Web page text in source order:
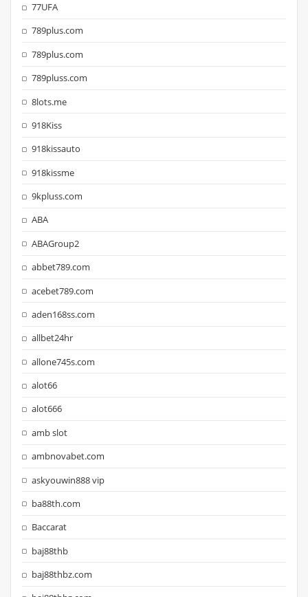
77UFA
789plus.com
789plus.com
789pluss.com
8lots.me
918Kiss
918kissauto
918kissme
9kpluss.com
ABA
ABAGroup2
abbet789.com
acebet789.com
aden168ss.com
allbet24hr
allone745s.com
alot66
alot666
amb slot
ambnovabet.com
askyouwin888 vip
ba88th.com
Baccarat
baj88thb
baj88thbz.com